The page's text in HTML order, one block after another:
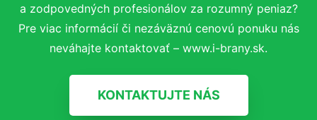
a zodpovedných profesionálov za rozumný peniaz?
Pre viac informácií či nezáväznú cenovú ponuku nás
neváhajte kontaktovať – www.i-brany.sk.
KONTAKTUJTE NÁS